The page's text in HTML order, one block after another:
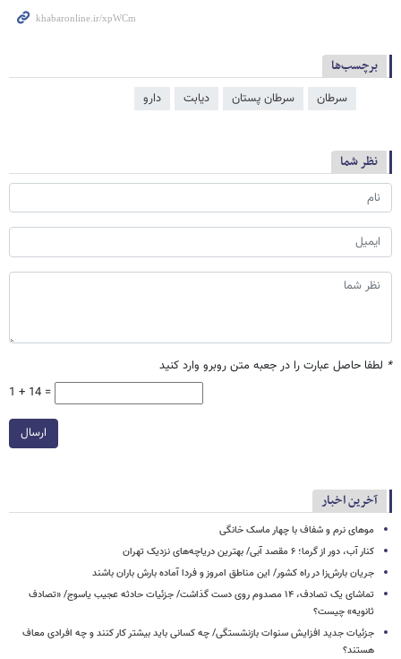
برچسب‌ها
سرطان سرطان پستان دیابت دارو
نظر شما
* لطفا حاصل عبارت را در جعبه متن روبرو وارد کنید
1 + 14 =
ارسال
آخرین اخبار
موهای نرم و شفاف با چهار ماسک خانگی
کنار آب، دور از گرما؛ ۶ مقصد آبی/ بهترین دریاچه‌های نزدیک تهران
جریان بارش‌زا در راه کشور/ این مناطق امروز و فردا آماده بارش باران باشند
تماشای یک تصادف، ۱۴ مصدوم روی دست گذاشت/ جزئیات حادثه عجیب یاسوج/ «تصادف
ثانویه» چیست؟
جزئیات جدید افزایش سنوات بازنشستگی/ چه کسانی باید بیشتر کار کنند و چه افرادی معاف
هستند؟